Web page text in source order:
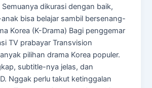
dikurasi dengan baik,
bisa belajar sambil bersenang-
Korea (K-Drama) Bagi penggemar
TV prabayar Transvision
pilihan drama Korea populer.
subtitle-nya jelas, dan
Nggak perlu takut ketinggalan